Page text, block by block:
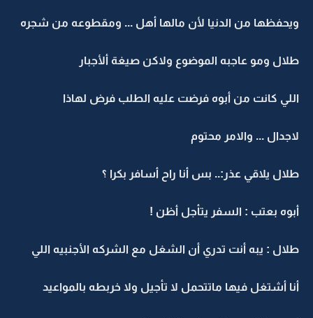
ويحفظها من الدنيا لأن مالها أهل ... ومقطوعه من شجره
طلال ومو عاجبه الموضوع ولاكن صيغة ألأجبار
اللي كانت من أبوه فرضت عليه الطلب فرض لهاذا
لاجدال ... والامر محتوم
طلال يلاقي عذر:.. بس أنا راح أسافر بكرا ؟
أبوه بعتب : السفر يتأجل أظن !
طلال : يبه أنت تدري أن الشغل مع الشركه الأجنبيه اللي
أنا أشتغل فيها ماتتحمل لا تأجيل ولا خربطه بالمواعيد